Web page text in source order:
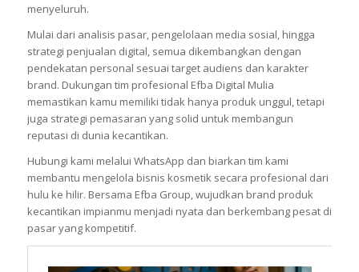
menyeluruh.
Mulai dari analisis pasar, pengelolaan media sosial, hingga
strategi penjualan digital, semua dikembangkan dengan
pendekatan personal sesuai target audiens dan karakter
brand. Dukungan tim profesional Efba Digital Mulia
memastikan kamu memiliki tidak hanya produk unggul, tetapi
juga strategi pemasaran yang solid untuk membangun
reputasi di dunia kecantikan.
Hubungi kami melalui WhatsApp dan biarkan tim kami
membantu mengelola bisnis kosmetik secara profesional dari
hulu ke hilir. Bersama Efba Group, wujudkan brand produk
kecantikan impianmu menjadi nyata dan berkembang pesat di
pasar yang kompetitif.